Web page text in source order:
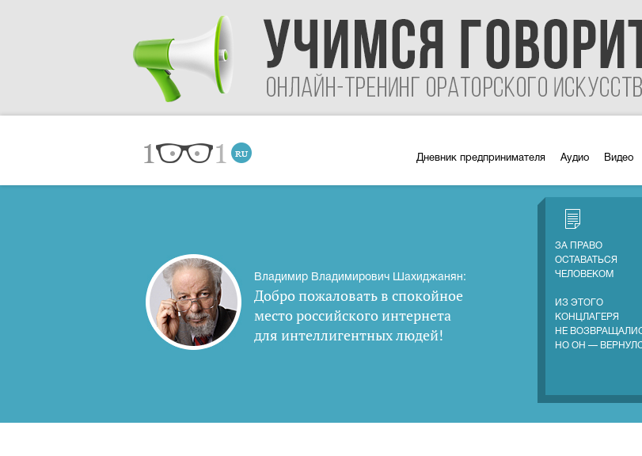
Дневник предпринимателя Аудио Видео
Владимир Владимирович Шахиджанян:
Добро пожаловать в спокойное
место российского интернета
для интеллигентных людей!
ЗА ПРАВО
ОСТАВАТЬСЯ
ЧЕЛОВЕКОМ
ИЗ ЭТОГО
КОНЦЛАГЕРЯ
НЕ
НО ОН —